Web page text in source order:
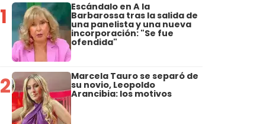
1 Escándalo en A la
Barbarossa tras la salida de
una panelista y una nueva
incorporación: "Se fue
ofendida"
2 Marcela Tauro se separó de
su novio, Leopoldo
Arancibia: los motivos